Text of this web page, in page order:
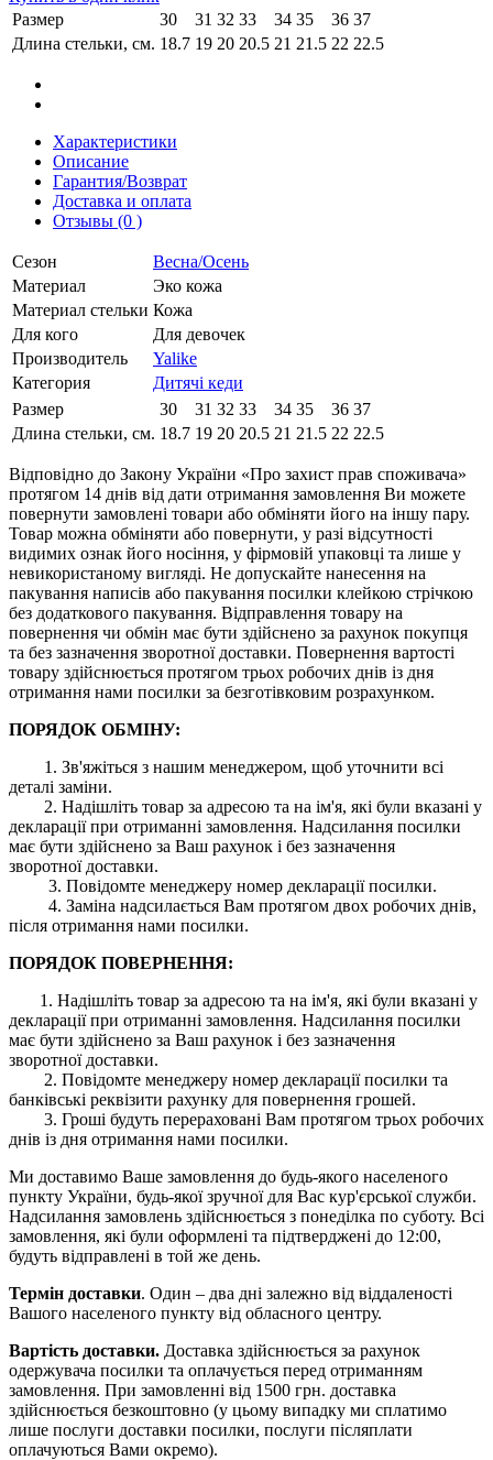
Размер
30 31 32 33 34 35 36 37
Длина стельки, см. 18.7 19 20 20.5 21 21.5 22 22.5
Характеристики
Описание
Гарантия/Возврат
Доставка и оплата
Отзывы (0 )
Сезон
Весна/Осень
Материал
Эко кожа
Материал стельки Кожа
Для кого
Для девочек
Производитель
Yalike
Категория
Дитячі кеди
Размер
30 31 32 33 34 35 36 37
Длина стельки, см. 18.7 19 20 20.5 21 21.5 22 22.5
Відповідно до Закону України «Про захист прав споживача»
протягом 14 днів від дати отримання замовлення Ви можете
повернути замовлені товари або обміняти його на іншу пару.
Товар можна обміняти або повернути, у разі відсутності
видимих ​​ознак його носіння, у фірмовій упаковці та лише у
невикористаному вигляді. Не допускайте нанесення на
пакування написів або пакування посилки клейкою стрічкою
без додаткового пакування. Відправлення товару на
повернення чи обмін має бути здійснено за рахунок покупця
та без зазначення зворотної доставки. Повернення вартості
товару здійснюється протягом трьох робочих днів із дня
отримання нами посилки за безготівковим розрахунком.
ПОРЯДОК ОБМІНУ:
1. Зв'яжіться з нашим менеджером, щоб уточнити всі
деталі заміни.
2. Надішліть товар за адресою та на ім'я, які були вказані у
декларації при отриманні замовлення. Надсилання посилки
має бути здійснено за Ваш рахунок і без зазначення
зворотної доставки.
3. Повідомте менеджеру номер декларації посилки.
4. Заміна надсилається Вам протягом двох робочих днів,
після отримання нами посилки.
ПОРЯДОК ПОВЕРНЕННЯ:
1. Надішліть товар за адресою та на ім'я, які були вказані у
декларації при отриманні замовлення. Надсилання посилки
має бути здійснено за Ваш рахунок і без зазначення
зворотної доставки.
2. Повідомте менеджеру номер декларації посилки та
банківські реквізити рахунку для повернення грошей.
3. Гроші будуть перераховані Вам протягом трьох робочих
днів із дня отримання нами посилки.
Ми доставимо Ваше замовлення до будь-якого населеного
пункту України, будь-якої зручної для Вас кур'єрської служби.
Надсилання замовлень здійснюється з понеділка по суботу. Всі
замовлення, які були оформлені та підтверджені до 12:00,
будуть відправлені в той же день.
Термін доставки. Один – два дні залежно від віддаленості
Вашого населеного пункту від обласного центру.
Вартість доставки. Доставка здійснюється за рахунок
одержувача посилки та оплачується перед отриманням
замовлення. При замовленні від 1500 грн. доставка
здійснюється безкоштовно (у цьому випадку ми сплатимо
лише послуги доставки посилки, послуги післяплати
оплачуються Вами окремо).